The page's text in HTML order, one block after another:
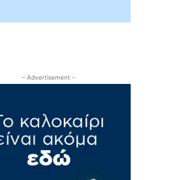
– Advertisement –